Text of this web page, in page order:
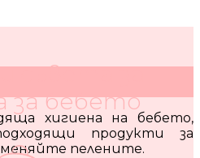
съвета за
за бебето
хигиена на бебето,
продукти за
пелените.